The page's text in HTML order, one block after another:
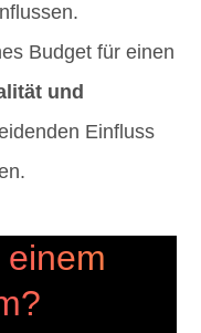
Budget für einen
und
Einfluss